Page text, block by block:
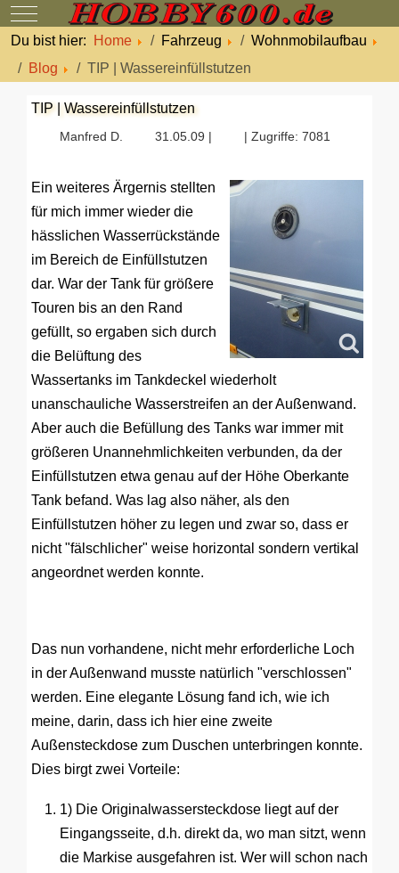
Mobile Menu Toggle
Du bist hier:
Home Fahrzeug
Wohnmobilaufbau
Blog
TIP | Wassereinfüllstutzen
TIP | Wassereinfüllstutzen
Manfred D. 31.05.09 | | Zugriffe: 7081
Ein weiteres Ärgernis stellten
für mich immer wieder die
hässlichen Wasserrückstände
im Bereich de Einfüllstutzen
dar. War der Tank für größere
Touren bis an den Rand
gefüllt, so ergaben sich durch
die Belüftung des
Wassertanks im Tankdeckel wiederholt
unanschauliche Wasserstreifen an der Außenwand.
Aber auch die Befüllung des Tanks war immer mit
größeren Unannehmlichkeiten verbunden, da der
Einfüllstutzen etwa genau auf der Höhe Oberkante
Tank befand. Was lag also näher, als den
Einfüllstutzen höher zu legen und zwar so, dass er
nicht "fälschlicher" weise horizontal sondern vertikal
angeordnet werden konnte.
Das nun vorhandene, nicht mehr erforderliche Loch
in der Außenwand musste natürlich "verschlossen"
werden. Eine elegante Lösung fand ich, wie ich
meine, darin, dass ich hier eine zweite
Außensteckdose zum Duschen unterbringen konnte.
Dies birgt zwei Vorteile:
1) Die Originalwassersteckdose liegt auf der
Eingangsseite, d.h. direkt da, wo man sitzt, wenn
die Markise ausgefahren ist. Wer will schon nach